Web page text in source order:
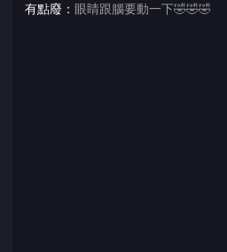
有點廢： 眼睛跟腦要動一下🤣🤣🤣